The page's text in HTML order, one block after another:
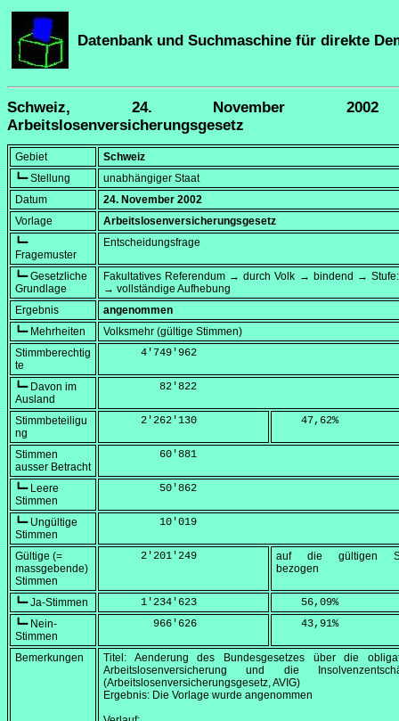
Datenbank und Suchmaschine für direkte
Schweiz, 24. November
Arbeitslosenversicherungsgesetz
Gebiet
Schweiz
┗━ Stellung
unabhängiger Staat
Datum
24. November 2002
Vorlage
Arbeitslosenversicherungsgesetz
┗━
Fragemuster
Entscheidungsfrage
┗━ Gesetzliche
Grundlage
Fakultatives Referendum → durch Volk → bindend →
→ vollständige Aufhebung
Ergebnis
angenommen
┗━ Mehrheiten
Volksmehr (gültige Stimmen)
Stimmberechtig
te
      4'749'962
┗━ Davon im
Ausland
         82'822
Stimmbeteiligu
ng
      2'262'130
    47,62
%
Stimmen
ausser Betracht
         60'881
┗━ Leere
Stimmen
         50'862
┗━ Ungültige
Stimmen
         10'019
Gültige (=
massgebende)
Stimmen
      2'201'249
auf die gültigen
bezogen
┗━ Ja-Stimmen
      1'234'623
    56,09
%
┗━ Nein-
Stimmen
        966'626
    43,91
%
Bemerkungen
Titel: Aenderung des Bundesgesetzes über die
Arbeitslosenversicherung und die
(Arbeitslosenversicherungsgesetz, AVIG)
Ergebnis: Die Vorlage wurde angenommen